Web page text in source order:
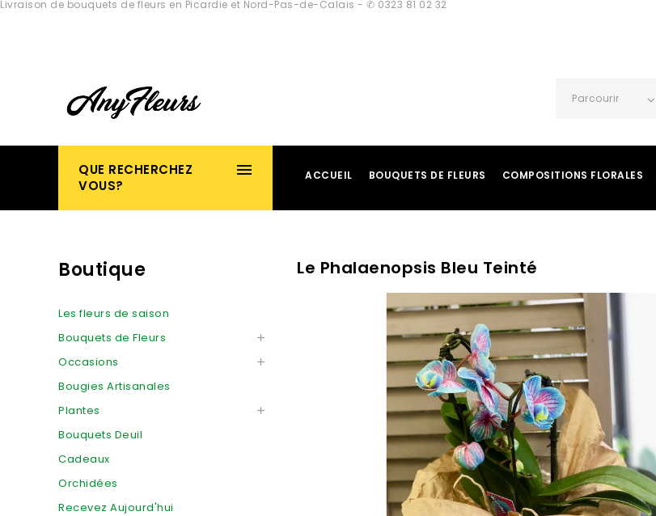
Livraison de bouquets de fleurs en Picardie et Nord-Pas-de-Calais - ✆ 0323 81 02 32
Parcourir
QUE RECHERCHEZ
VOUS?
ACCUEIL BOUQUETS DE FLEURS COMPOSITIONS FLORALES
Boutique
Les fleurs de saison
Bouquets de Fleurs

Occasions 
Bougies Artisanales
Plantes

Bouquets Deuil
Cadeaux
Orchidées
Recevez Aujourd'hui
Le Phalaenopsis Bleu Teinté